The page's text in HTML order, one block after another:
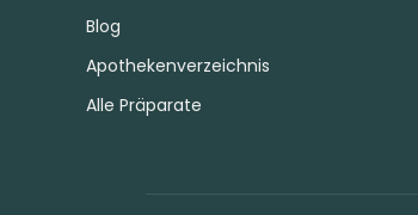
Blog
Apothekenverzeichnis
Alle Präparate